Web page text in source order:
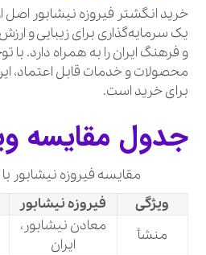
خرید انگشتر فیروزه نیشابور اصل
یک سرمایه‌گذاری برای زیبایی و
و فرهنگ ایران را به همراه دارد. با
محصولات و خدمات قابل اعتماد،
برای خرید است.
جدول مقایسه
مقایسه فیروزه نیشابور
ویژگی
فیروزه نیشابور
منشأ
معادن نیشابور،
ایران